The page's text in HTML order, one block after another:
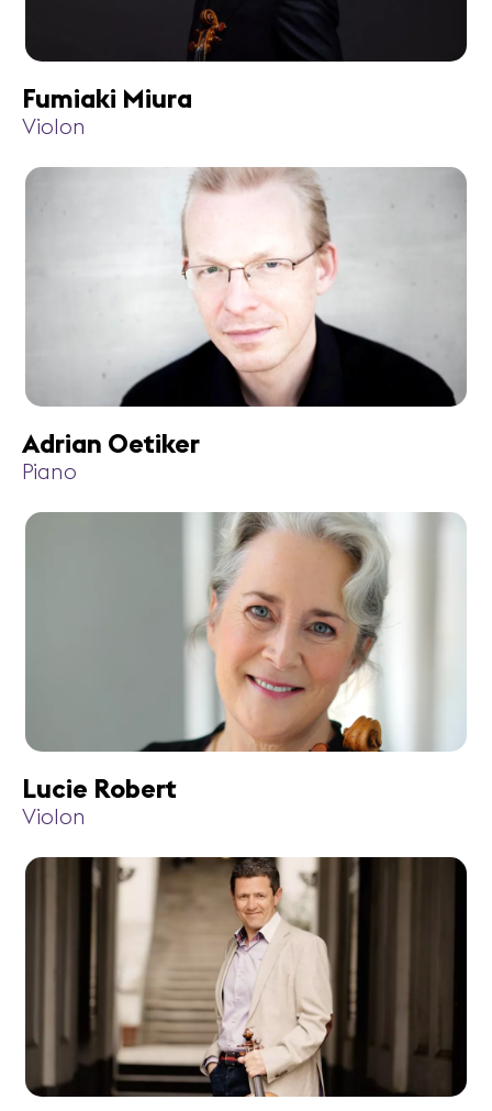
Fumiaki Miura
Violon
Adrian Oetiker
Piano
Lucie Robert
Violon